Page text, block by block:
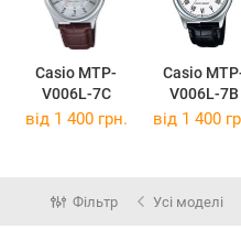
Casio MTP-
V006L-7C
Casio
V006L-7B
від 1 400 грн. від 1 400
Фільтр Усі моделі